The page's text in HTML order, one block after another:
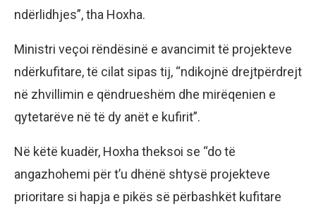
ndërlidhjes”, tha Hoxha.
Ministri veçoi rëndësinë e avancimit të projekteve
ndërkufitare, të cilat sipas tij, “ndikojnë drejtpërdrejt
në zhvillimin e qëndrueshëm dhe mirëqenien e
qytetarëve në të dy anët e kufirit”.
Në këtë kuadër, Hoxha theksoi se “do të
angazhohemi për t’u dhënë shtysë projekteve
prioritare si hapja e pikës së përbashkët kufitare